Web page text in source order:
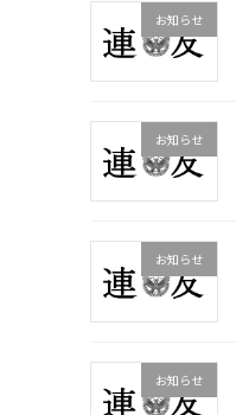
お知らせ
お知らせ
お知らせ
お知らせ